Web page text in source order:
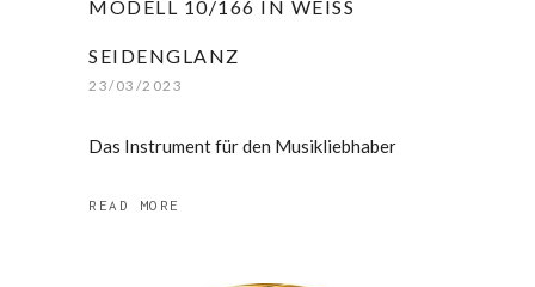
MODELL 10/166 IN WEISS S
EIDENGLANZ
23/03/2023
Das Instrument für den Musikliebhaber
READ MORE